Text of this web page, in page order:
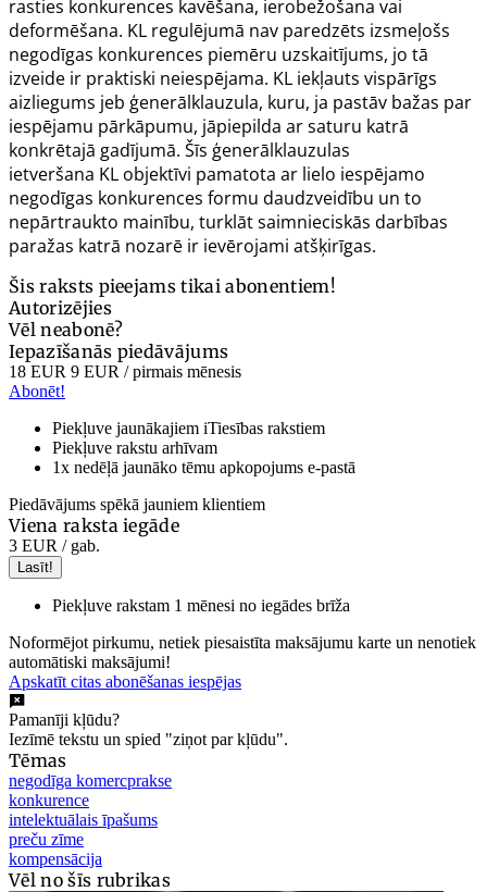
rasties konkurences kavēšana, ierobežošana vai
deformēšana. KL regulējumā nav paredzēts izsmeļošs
negodīgas konkurences piemēru uzskaitījums, jo tā
izveide ir praktiski neiespējama. KL iekļauts vispārīgs
aizliegums jeb ģenerālklauzula, kuru, ja pastāv bažas par
iespējamu pārkāpumu, jāpiepilda ar saturu katrā
konkrētajā gadījumā. Šīs ģenerālklauzulas
ietveršana KL objektīvi pamatota ar lielo iespējamo
negodīgas konkurences formu daudzveidību un to
nepārtraukto mainību, turklāt saimnieciskās darbības
paražas katrā nozarē ir ievērojami atšķirīgas.
Šis raksts pieejams tikai abonentiem!
Autorizējies
Vēl neabonē?
Iepazīšanās piedāvājums
18 EUR 9 EUR / pirmais mēnesis
Abonēt!
Piekļuve jaunākajiem iTiesības rakstiem
Piekļuve rakstu arhīvam
1x nedēļā jaunāko tēmu apkopojums e-pastā
Piedāvājums spēkā jauniem klientiem
Viena raksta iegāde
3 EUR / gab.
Lasīt!
Piekļuve rakstam 1 mēnesi no iegādes brīža
Noformējot pirkumu, netiek piesaistīta maksājumu karte un nenotiek
automātiski maksājumi!
Apskatīt citas abonēšanas iespējas
Pamanīji kļūdu?
Iezīmē tekstu un spied "ziņot par kļūdu".
Tēmas
negodīga komercprakse
konkurence
intelektuālais īpašums
preču zīme
kompensācija
Vēl no šīs rubrikas